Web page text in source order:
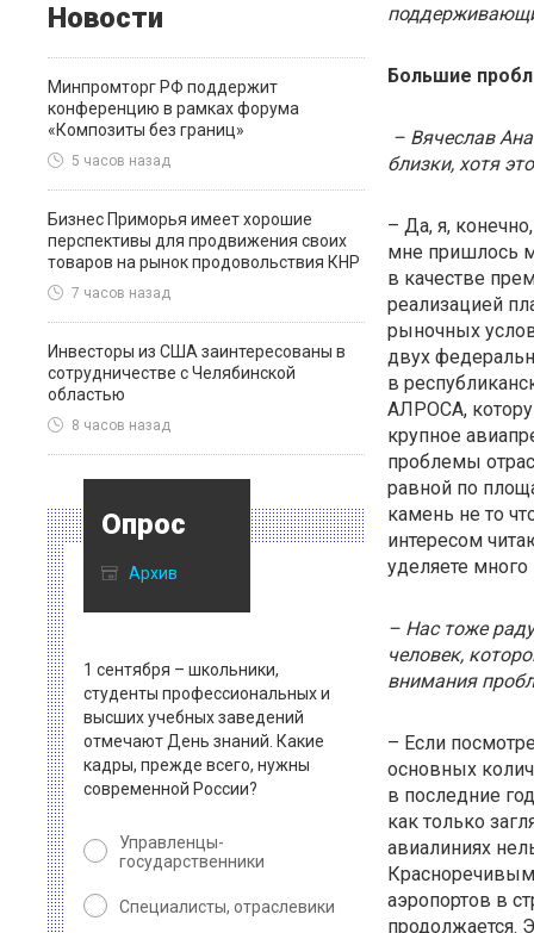
Новости
Минпромторг РФ поддержит
конференцию в рамках форума
«Композиты без границ»
5 часов назад
Бизнес Приморья имеет хорошие
перспективы для продвижения своих
товаров на рынок продовольствия КНР
7 часов назад
Инвесторы из США заинтересованы в
сотрудничестве с Челябинской
областью
8 часов назад
Опрос
Архив
1 сентября – школьники,
студенты профессиональных и
высших учебных заведений
отмечают День знаний. Какие
кадры, прежде всего, нужны
современной России?
Управленцы-
государственники
Специалисты, отраслевики
Большие
– Вячеслав
близки, хотя
– Да, я,
мне пришлось
в качестве
реализацией
рыночных
двух
в
АЛРОСА,
крупное
проблемы
равной по
камень не то
интересом
уделяете
– Нас тоже
человек,
внимания
– Если
основных
в последние
как только
авиалиниях
Красноречивым
аэропортов в
продолжается.